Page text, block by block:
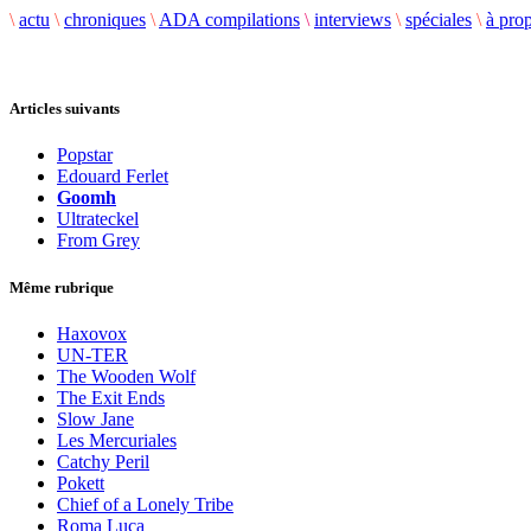
\ actu \ chroniques \ ADA compilations \ interviews \ spéciales \ à
Articles suivants
Popstar
Edouard Ferlet
Goomh
Ultrateckel
From Grey
Même rubrique
Haxovox
UN-TER
The Wooden Wolf
The Exit Ends
Slow Jane
Les Mercuriales
Catchy Peril
Pokett
Chief of a Lonely Tribe
Roma Luca